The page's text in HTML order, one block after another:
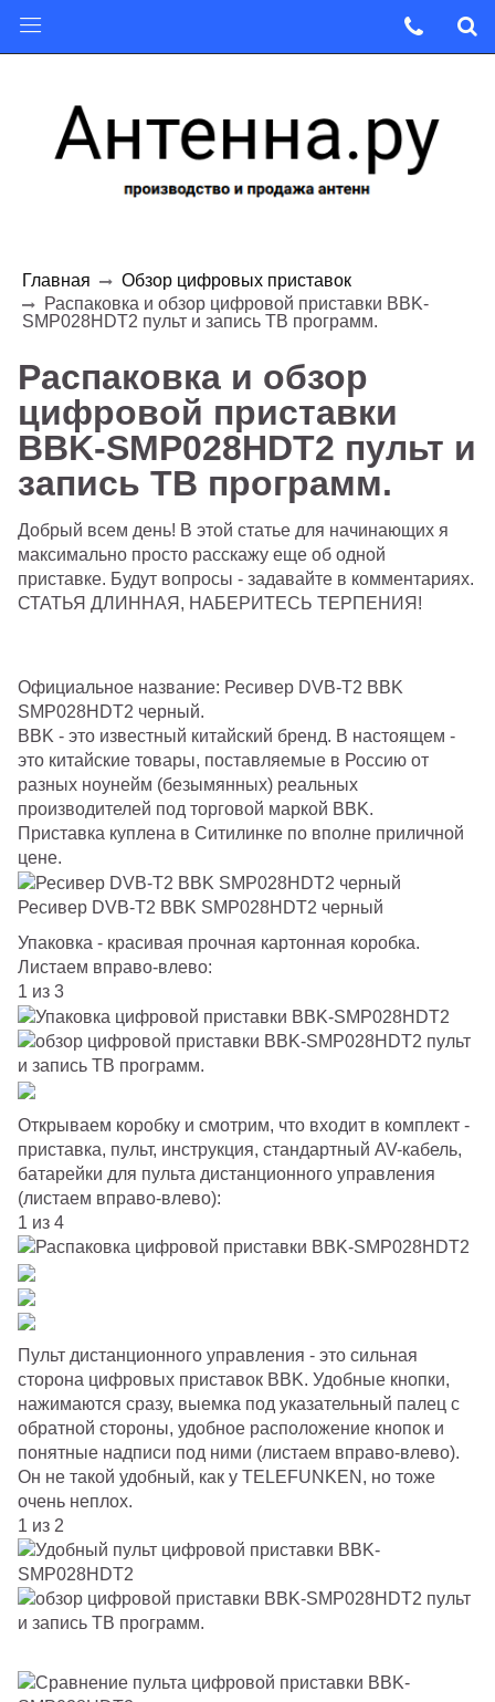
Главная
Обзор цифровых приставок
Распаковка и обзор цифровой приставки BBK-
SMP028HDT2 пульт и запись ТВ программ.
Распаковка и обзор
цифровой приставки
BBK-SMP028HDT2 пульт и
запись ТВ программ.
Добрый всем день! В этой статье для начинающих я
максимально просто расскажу еще об одной
приставке. Будут вопросы - задавайте в комментариях.
СТАТЬЯ ДЛИННАЯ, НАБЕРИТЕСЬ ТЕРПЕНИЯ!
Официальное название: Ресивер DVB-T2 BBK
SMP028HDT2 черный.
BBK - это известный китайский бренд. В настоящем -
это китайские товары, поставляемые в Россию от
разных ноунейм (безымянных) реальных
производителей под торговой маркой BBK.
Приставка куплена в Ситилинке по вполне приличной
цене.
Ресивер DVB-T2 BBK SMP028HDT2 черный
Упаковка - красивая прочная картонная коробка.
Листаем вправо-влево:
1 из 3
Открываем коробку и смотрим, что входит в комплект -
приставка, пульт, инструкция, стандартный AV-кабель,
батарейки для пульта дистанционного управления
(листаем вправо-влево):
1 из 4
Пульт дистанционного управления - это сильная
сторона цифровых приставок BBK. Удобные кнопки,
нажимаются сразу, выемка под указательный палец с
обратной стороны, удобное расположение кнопок и
понятные надписи под ними (листаем вправо-влево).
Он не такой удобный, как у TELEFUNKEN, но тоже
очень неплох.
1 из 2